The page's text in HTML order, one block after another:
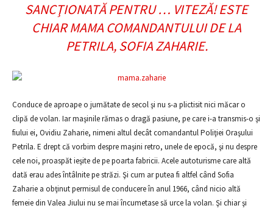
SANCŢIONATĂ PENTRU … VITEZĂ! ESTE
CHIAR MAMA COMANDANTULUI DE LA
PETRILA, SOFIA ZAHARIE.
Conduce de aproape o jumătate de secol şi nu s-a plictisit nici măcar o
clipă de volan. Iar maşinile rămas o dragă pasiune, pe care i-a transmis-o şi
fiului ei, Ovidiu Zaharie, nimeni altul decât comandantul Poliţiei Oraşului
Petrila. E drept că vorbim despre maşini retro, unele de epocă, şi nu despre
cele noi, proaspăt ieşite de pe poarta fabricii. Acele autoturisme care altă
dată erau ades întâlnite pe străzi. Şi cum ar putea fi altfel când Sofia
Zaharie a obţinut permisul de conducere în anul 1966, când nicio altă
femeie din Valea Jiului nu se mai încumetase să urce la volan. Şi chiar şi